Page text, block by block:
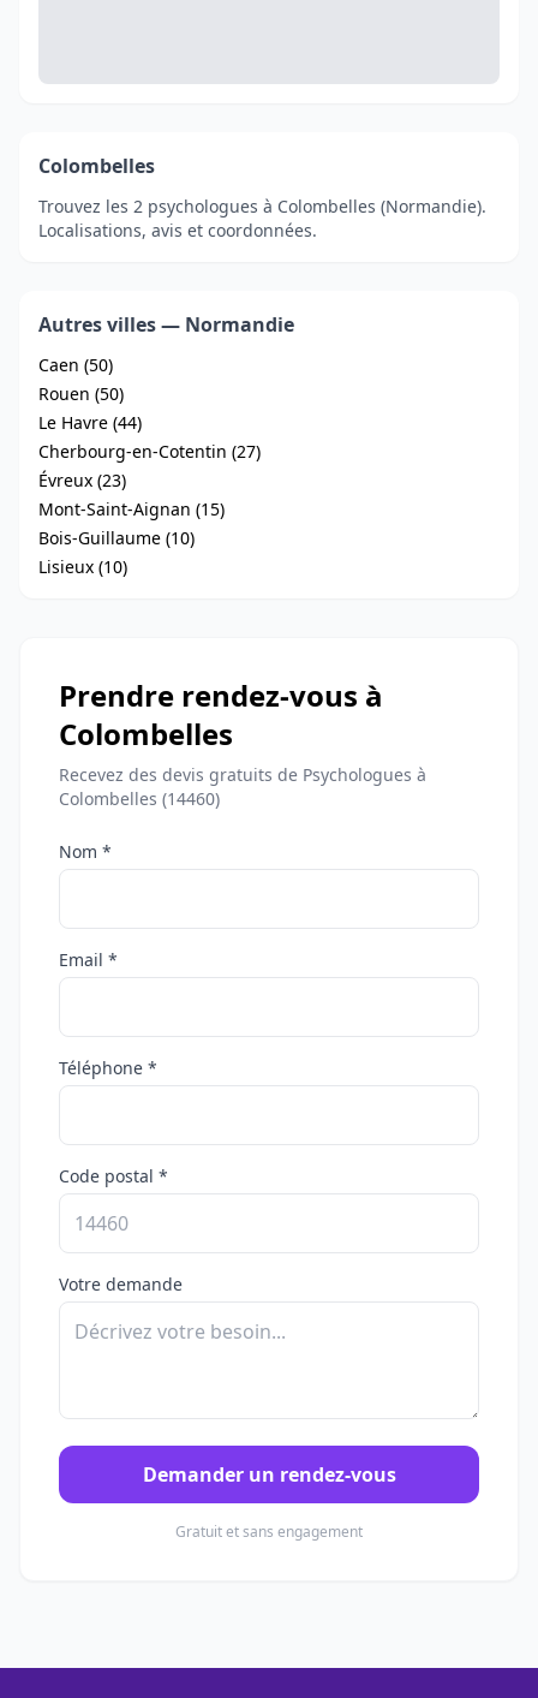
Colombelles
Trouvez les 2 psychologues à Colombelles (Normandie).
Localisations, avis et coordonnées.
Autres villes — Normandie
Caen (50)
Rouen (50)
Le Havre (44)
Cherbourg-en-Cotentin (27)
Évreux (23)
Mont-Saint-Aignan (15)
Bois-Guillaume (10)
Lisieux (10)
Prendre rendez-vous à
Colombelles
Recevez des devis gratuits de Psychologues à
Colombelles (14460)
Nom *
Email *
Téléphone *
Code postal *
Votre demande
Demander un rendez-vous
Gratuit et sans engagement